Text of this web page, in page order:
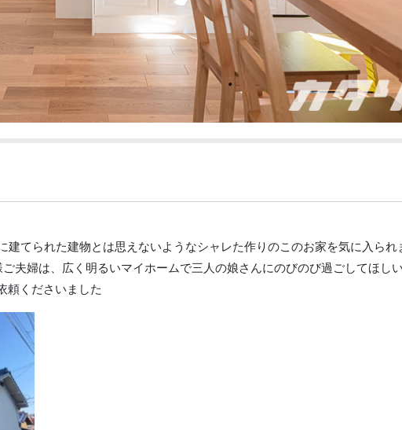
建てられた建物とは思えないようなシャレた作りのこのお家を気に入られ
夫婦は、広く明るいマイホームで三人の娘さんにのびのび過ごしてほし
頼くださいました